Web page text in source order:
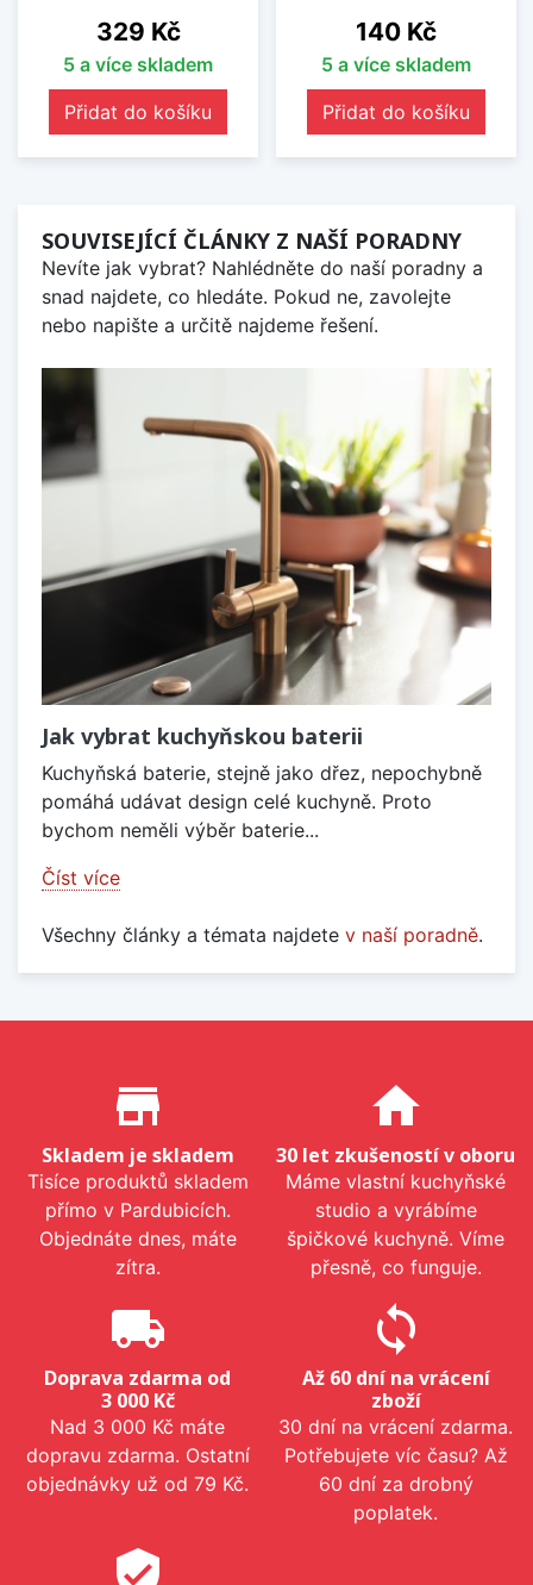
Cena
329 Kč
5 a více skladem
Přidat do košíku
Cena
140 Kč
5 a více skladem
Přidat do košíku
SOUVISEJÍCÍ ČLÁNKY Z NAŠÍ PORADNY
Nevíte jak vybrat? Nahlédněte do naší poradny a
snad najdete, co hledáte. Pokud ne, zavolejte
nebo napište a určitě najdeme řešení.
Jak vybrat kuchyňskou baterii
Kuchyňská baterie, stejně jako dřez, nepochybně
pomáhá udávat design celé kuchyně. Proto
bychom neměli výběr baterie...
Číst více
Všechny články a témata najdete v naší poradně.
Proč nakupovat u nás?
store_mall_directory
Skladem je skladem
Tisíce produktů skladem
přímo v Pardubicích.
Objednáte dnes, máte
zítra.
home
30 let zkušeností v oboru
Máme vlastní kuchyňské
studio a vyrábíme
špičkové kuchyně. Víme
přesně, co funguje.
local_shipping
Doprava zdarma od
3 000 Kč
Nad 3 000 Kč máte
dopravu zdarma. Ostatní
objednávky už od 79 Kč.
sync
Až 60 dní na vrácení
zboží
30 dní na vrácení zdarma.
Potřebujete víc času? Až
60 dní za drobný
poplatek.